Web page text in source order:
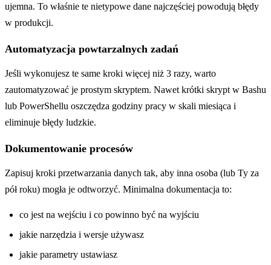
ujemna. To właśnie te nietypowe dane najczęściej powodują błędy
w produkcji.
Automatyzacja powtarzalnych zadań
Jeśli wykonujesz te same kroki więcej niż 3 razy, warto
zautomatyzować je prostym skryptem. Nawet krótki skrypt w Bashu
lub PowerShellu oszczędza godziny pracy w skali miesiąca i
eliminuje błędy ludzkie.
Dokumentowanie procesów
Zapisuj kroki przetwarzania danych tak, aby inna osoba (lub Ty za
pół roku) mogła je odtworzyć. Minimalna dokumentacja to:
co jest na wejściu i co powinno być na wyjściu
jakie narzędzia i wersje używasz
jakie parametry ustawiasz